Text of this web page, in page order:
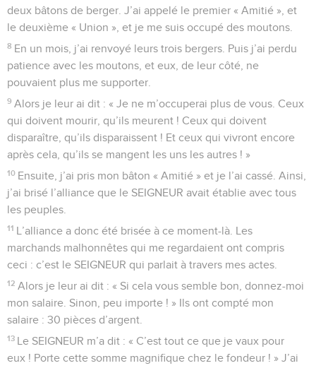
deux bâtons de berger. J’ai appelé le premier « Amitié », et
le deuxième « Union », et je me suis occupé des moutons.
8 En un mois, j’ai renvoyé leurs trois bergers. Puis j’ai perdu
patience avec les moutons, et eux, de leur côté, ne
pouvaient plus me supporter.
9 Alors je leur ai dit : « Je ne m’occuperai plus de vous. Ceux
qui doivent mourir, qu’ils meurent ! Ceux qui doivent
disparaître, qu’ils disparaissent ! Et ceux qui vivront encore
après cela, qu’ils se mangent les uns les autres ! »
10 Ensuite, j’ai pris mon bâton « Amitié » et je l’ai cassé. Ainsi,
j’ai brisé l’alliance que le SEIGNEUR avait établie avec tous
les peuples.
11 L’alliance a donc été brisée à ce moment-là. Les
marchands malhonnêtes qui me regardaient ont compris
ceci : c’est le SEIGNEUR qui parlait à travers mes actes.
12 Alors je leur ai dit : « Si cela vous semble bon, donnez-moi
mon salaire. Sinon, peu importe ! » Ils ont compté mon
salaire : 30 pièces d’argent.
13 Le SEIGNEUR m’a dit : « C’est tout ce que je vaux pour
eux ! Porte cette somme magnifique chez le fondeur ! » J’ai